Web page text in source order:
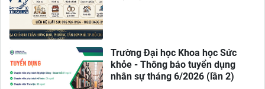
Trường Đại học Khoa học Sức
khỏe - Thông báo tuyển dụng
nhân sự tháng 6/2026 (lần 2)